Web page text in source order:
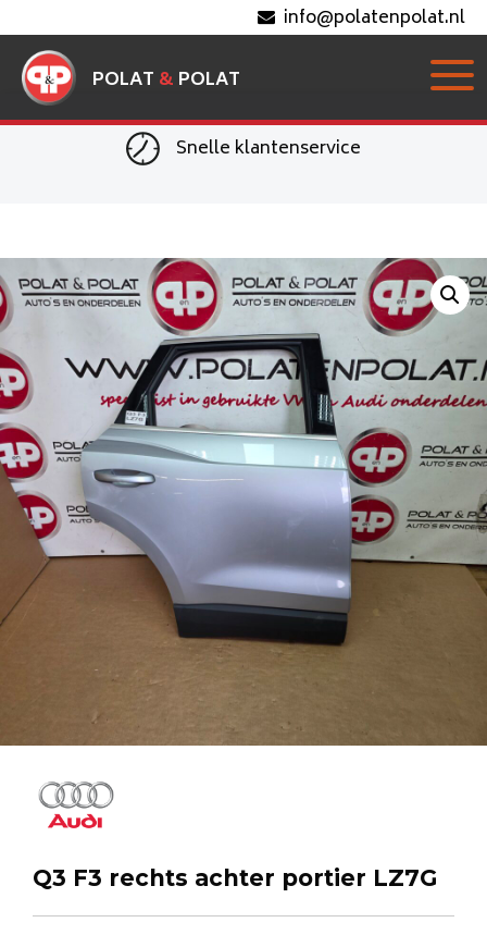
info@polatenpolat.nl
POLAT & POLAT
Snelle klantenservice
Q3 F3 rechts achter portier LZ7G